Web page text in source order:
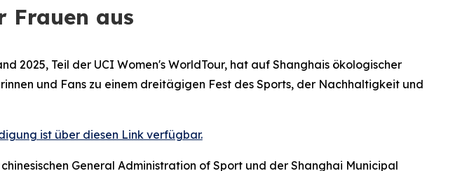
Frauen aus
2025, Teil der UCI Women's WorldTour, hat auf Shanghais ökologischer
und Fans zu einem dreitägigen Fest des Sports, der Nachhaltigkeit und
ist über diesen Link verfügbar.
General Administration of Sport und der Shanghai Municipal